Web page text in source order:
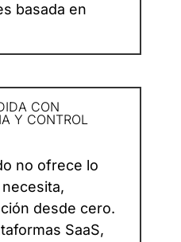
basada en
CON
Y CONTROL
no ofrece lo
desde cero.
SaaS,